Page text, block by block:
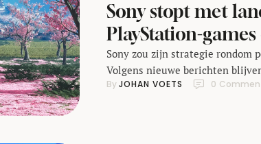
Sony stopt met
PlayStation-games
Sony zou zijn strategie rondom
Volgens nieuwe berichten
van PlayStation waarschijnlijk
By JOHAN VOETS 0